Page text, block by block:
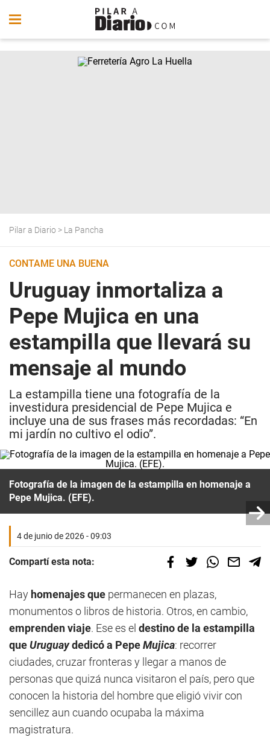
Pilar a Diario > La Pancha
CONTAME UNA BUENA
Uruguay inmortaliza a
Pepe Mujica en una
estampilla que llevará su
mensaje al mundo
La estampilla tiene una fotografía de la
investidura presidencial de Pepe Mujica e
incluye una de sus frases más recordadas: “En
mi jardín no cultivo el odio”.
Fotografía de la imagen de la estampilla en homenaje a
Pepe Mujica. (EFE).
4 de junio de 2026 - 09:03
Compartí esta nota:
Hay homenajes que permanecen en plazas,
monumentos o libros de historia. Otros, en cambio,
emprenden viaje. Ese es el destino de la estampilla
que Uruguaydedicó a PepeMujica: recorrer
ciudades, cruzar fronteras y llegar a manos de
personas que quizá nunca visitaron el país, pero que
conocen la historia del hombre que eligió vivir con
sencillez aun cuando ocupaba la máxima
magistratura.